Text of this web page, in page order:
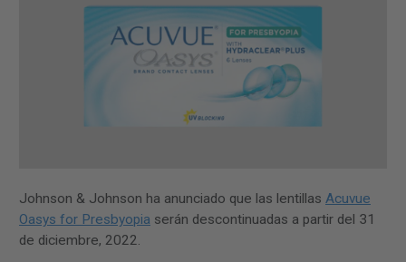
Johnson & Johnson ha anunciado que las lentillas Acuvue
Oasys for Presbyopia serán descontinuadas a partir del 31
de diciembre, 2022.